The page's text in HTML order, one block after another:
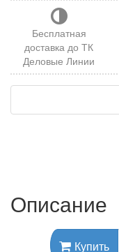
Бесплатная
доставка до ТК
Деловые Линии
Описание
Купить